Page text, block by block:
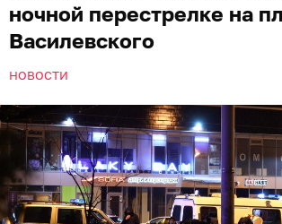
ночной перестрелке на
Василевского
НОВОСТИ